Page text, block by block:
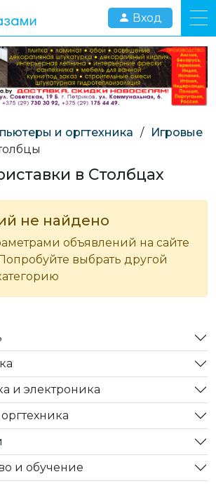
Вход
и оргтехника /
Игровые
в Столбцах
не найдено
объявлений на сайте
выбрать другой
и электроника
и обучение